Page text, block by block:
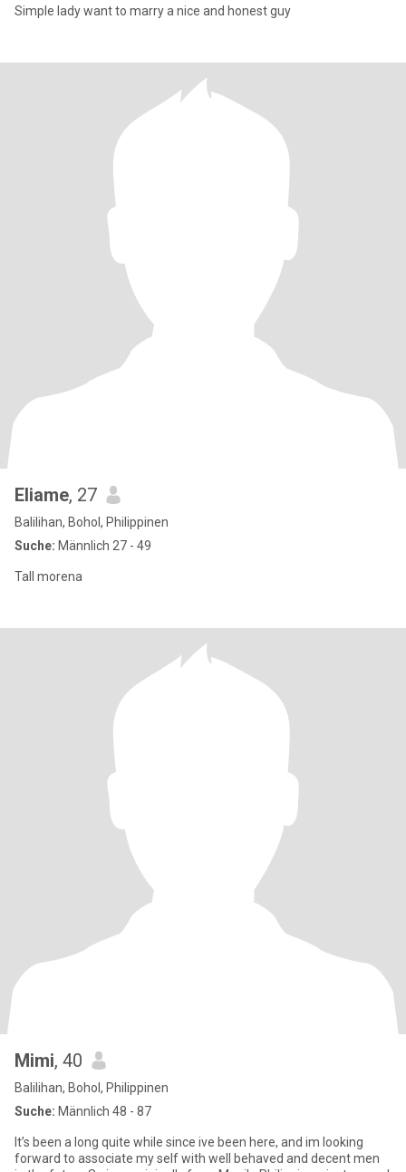
Simple lady want to marry a nice and honest guy
Eliame, 27
Balilihan, Bohol, Philippinen
Suche: Männlich 27 - 49
Tall morena
Mimi, 40
Balilihan, Bohol, Philippinen
Suche: Männlich 48 - 87
It’s been a long quite while since ive been here, and im looking
forward to associate my self with well behaved and decent men